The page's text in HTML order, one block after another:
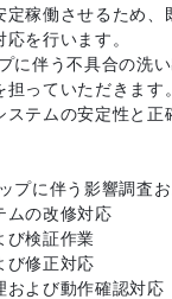
稼働させるため、
を行います。
に伴う不具合の洗
っていただきます。
ステムの安定性と正
プに伴う影響調査
ムの改修対応
び検証作業
び修正対応
および動作確認対応